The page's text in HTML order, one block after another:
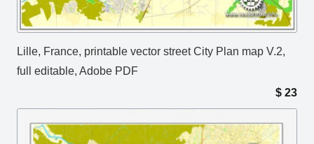
Lille, France, printable vector street City Plan map V.2,
full editable, Adobe PDF
$ 23